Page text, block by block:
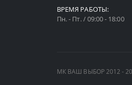
ВРЕМЯ РАБОТЫ:
Пн. - Пт. / 09:00 - 18:00
МК ВАШ ВЫБОР 2012 -